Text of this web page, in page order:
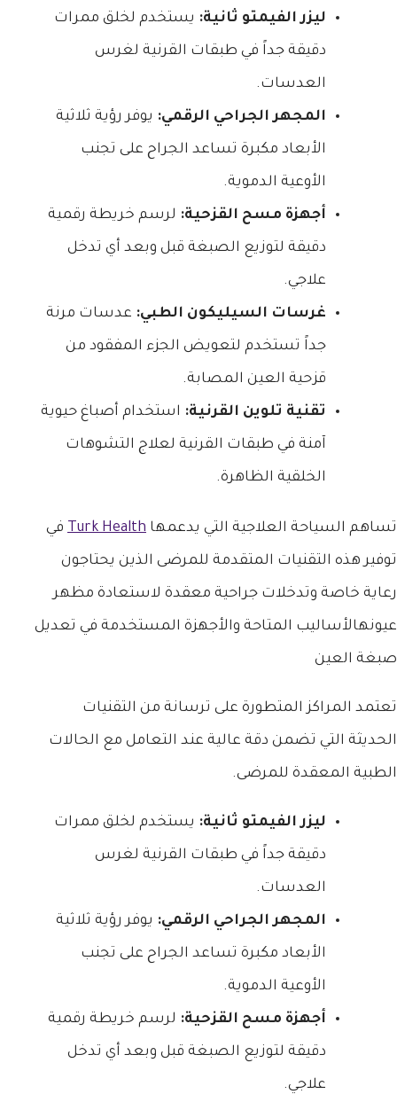
ليزر الفيمتو ثانية: يستخدم لخلق ممرات
دقيقة جداً في طبقات القرنية لغرس
العدسات.
المجهر الجراحي الرقمي: يوفر رؤية ثلاثية
الأبعاد مكبرة تساعد الجراح على تجنب
الأوعية الدموية.
أجهزة مسح القزحية: لرسم خريطة رقمية
دقيقة لتوزيع الصبغة قبل وبعد أي تدخل
علاجي.
غرسات السيليكون الطبي: عدسات مرنة
جداً تستخدم لتعويض الجزء المفقود من
قزحية العين المصابة.
تقنية تلوين القرنية: استخدام أصباغ حيوية
آمنة في طبقات القرنية لعلاج التشوهات
الخلقية الظاهرة.
تساهم السياحة العلاجية التي يدعمها Turk Health في
توفير هذه التقنيات المتقدمة للمرضى الذين يحتاجون
رعاية خاصة وتدخلات جراحية معقدة لاستعادة مظهر
عيونهالأساليب المتاحة والأجهزة المستخدمة في تعديل
صبغة العين
تعتمد المراكز المتطورة على ترسانة من التقنيات
الحديثة التي تضمن دقة عالية عند التعامل مع الحالات
الطبية المعقدة للمرضى.
ليزر الفيمتو ثانية: يستخدم لخلق ممرات
دقيقة جداً في طبقات القرنية لغرس
العدسات.
المجهر الجراحي الرقمي: يوفر رؤية ثلاثية
الأبعاد مكبرة تساعد الجراح على تجنب
الأوعية الدموية.
أجهزة مسح القزحية: لرسم خريطة رقمية
دقيقة لتوزيع الصبغة قبل وبعد أي تدخل
علاجي.